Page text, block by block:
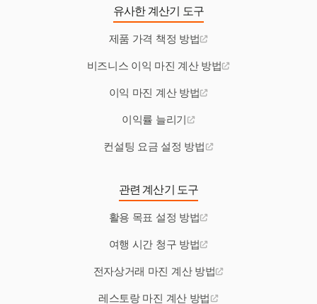
유사한 계산기 도구
제품 가격 책정 방법
비즈니스 이익 마진 계산 방법
이익 마진 계산 방법
이익률 늘리기
컨설팅 요금 설정 방법
관련 계산기 도구
활용 목표 설정 방법
여행 시간 청구 방법
전자상거래 마진 계산 방법
레스토랑 마진 계산 방법